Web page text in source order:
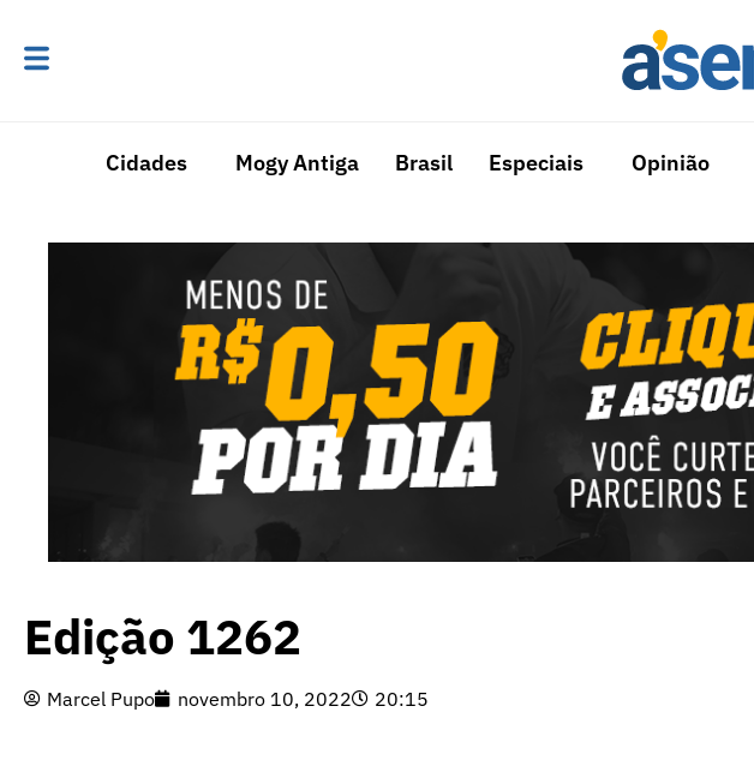
Cidades Mogy Antiga Brasil Especiais Opinião
Edição 1262
Marcel Pupo novembro 10, 2022 20:15